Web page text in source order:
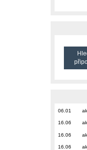
06.01
16.06
16.06
16.06